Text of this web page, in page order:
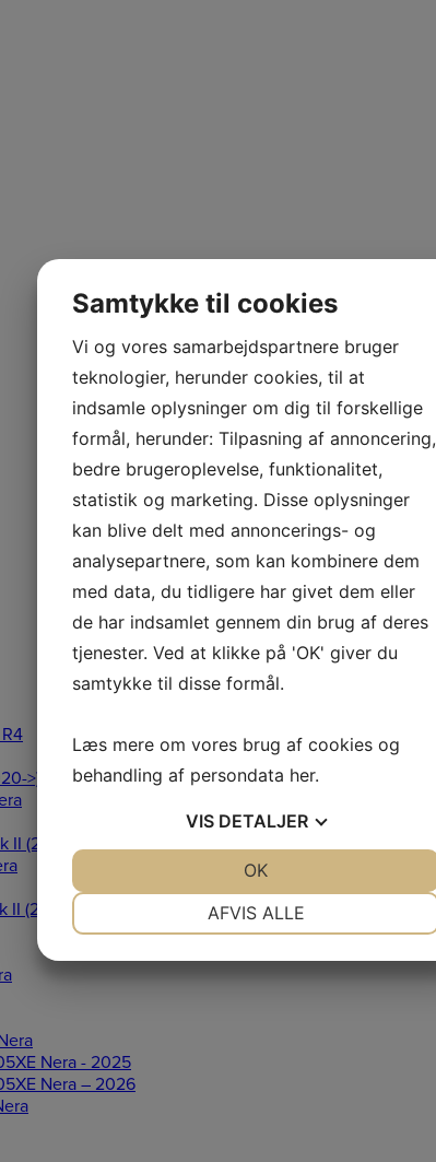
>)
(2022->)
(2022->)
Nera - 2025
Nera – 2026
Samtykke til cookies
Vi og vores samarbejdspartnere bruger
teknologier, herunder cookies, til at
indsamle oplysninger om dig til forskellige
formål, herunder: Tilpasning af annoncering,
bedre brugeroplevelse, funktionalitet,
statistik og marketing. Disse oplysninger
kan blive delt med annoncerings- og
analysepartnere, som kan kombinere dem
med data, du tidligere har givet dem eller
de har indsamlet gennem din brug af deres
tjenester. Ved at klikke på 'OK' giver du
samtykke til disse formål.
Læs mere om vores brug af cookies og
behandling af persondata her.
VIS DETALJER
AFVIS ALLE
OK